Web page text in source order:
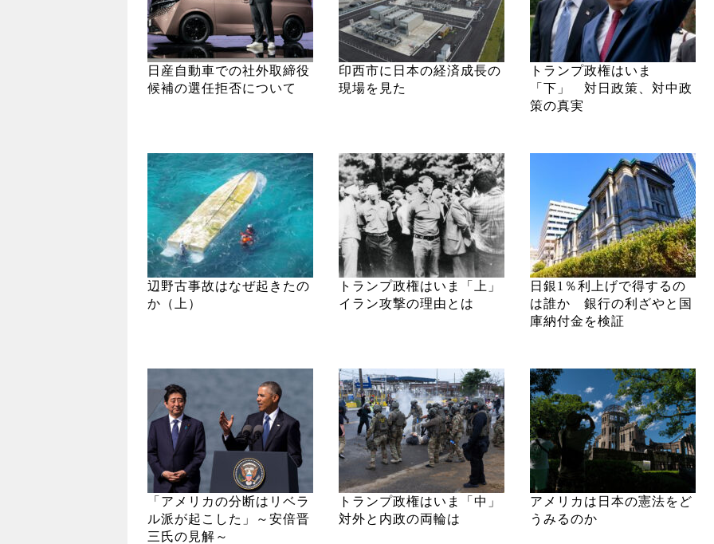
日産自動車での社外取締役
候補の選任拒否について
印西市に日本の経済成長の
現場を見た
トランプ政権はいま
「下」 対日政策、対中政
策の真実
辺野古事故はなぜ起きたの
か（上）
トランプ政権はいま「上」
イラン攻撃の理由とは
日銀1％利上げで得するの
は誰か 銀行の利ざやと国
庫納付金を検証
「アメリカの分断はリベラ
ル派が起こした」～安倍晋
三氏の見解～
トランプ政権はいま「中」
対外と内政の両輪は
アメリカは日本の憲法をど
うみるのか